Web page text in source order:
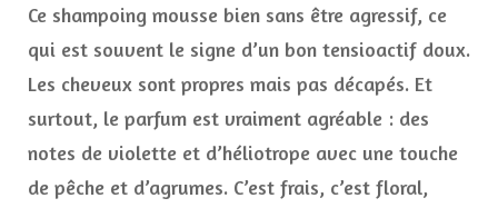
Ce shampoing mousse bien sans être agressif, ce
qui est souvent le signe d’un bon tensioactif doux.
Les cheveux sont propres mais pas décapés. Et
surtout, le parfum est vraiment agréable : des
notes de violette et d’héliotrope avec une touche
de pêche et d’agrumes. C’est frais, c’est floral,